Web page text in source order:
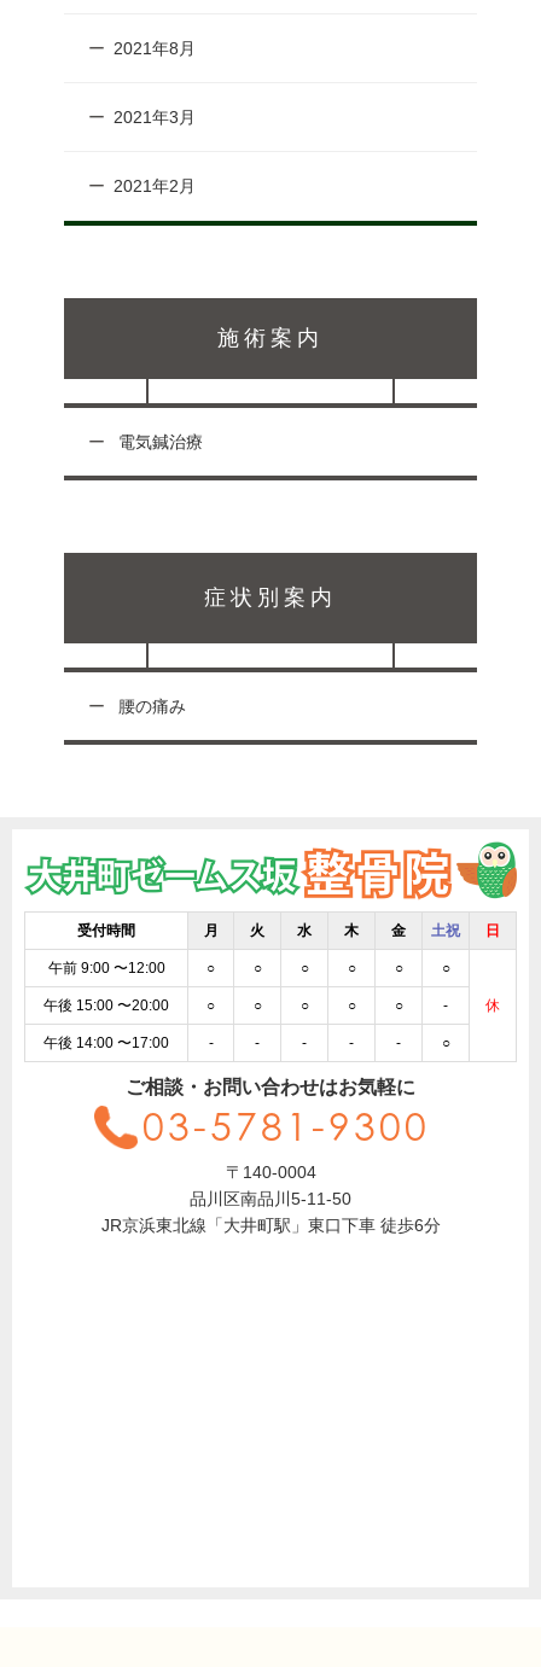
2021年8月
2021年3月
2021年2月
施術案内
電気鍼治療
症状別案内
腰の痛み
受付時間 月 火 水 木 金 土祝 日
午前 9:00 〜12:00 ○ ○ ○ ○ ○ ○
休
午後 15:00 〜20:00 ○ ○ ○ ○ ○ -
午後 14:00 〜17:00 - - - - - ○
ご相談・お問い合わせはお気軽に
03-5781-9300
〒140-0004
品川区南品川5-11-50
JR京浜東北線「大井町駅」東口下車 徒歩6分